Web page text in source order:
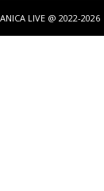
LIVE @ 2022-2026